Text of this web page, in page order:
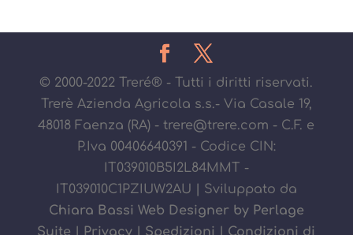
© 2000-2022 Treré® - Tutti i diritti riservati.
Trerè Azienda Agricola s.s.- Via Casale 19,
48018 Faenza (RA) - trere@trere.com - C.F. e
P.Iva 00406640391 - Codice CIN:
IT039010B5I2L84MMT -
IT039010C1PZIUW2AU | Sviluppato da
Chiara Bassi Web Designer by Perlage
Suite
Privacy Spedizioni Condizioni di